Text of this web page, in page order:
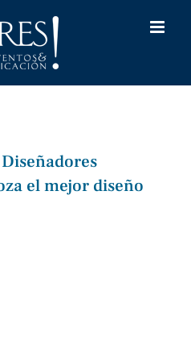
el mejor diseño